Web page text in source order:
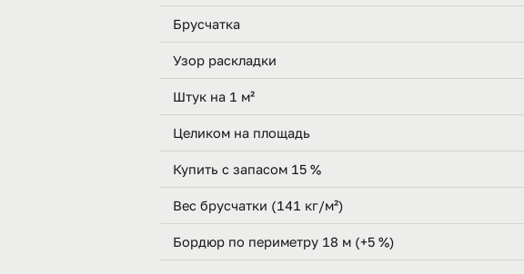
Брусчатка
Узор раскладки
Штук на 1 м²
Целиком на площадь
Купить с запасом 15 %
Вес брусчатки (141 кг/м²)
Бордюр по периметру 18 м (+5 %)